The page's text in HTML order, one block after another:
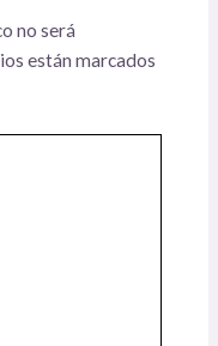
no será
están marcados